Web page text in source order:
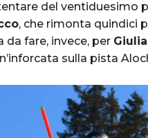
del ventiduesimo
, che rimonta quindici
da fare, invece, per
sulla pista